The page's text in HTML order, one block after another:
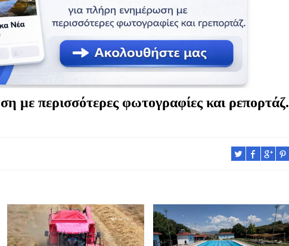
με περισσότερες φωτογραφίες και ρεπορτάζ.